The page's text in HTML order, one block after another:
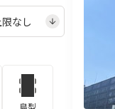
島型